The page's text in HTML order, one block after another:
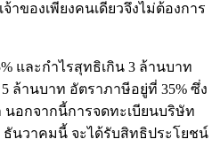
องเพียงคนเดียวจึงไม่ต้องการ
และกำไรสุทธิเกิน 3 ล้านบาท
ล้านบาท อัตราภาษีอยู่ที่ 35% ซึ่ง
นอกจากนี้การจดทะเบียนบริษัท
ธันวาคมนี้ จะได้รับสิทธิประโยชน์